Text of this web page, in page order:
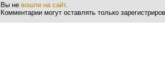
Вы не вошли на сайт.
Комментарии могут оставлять только